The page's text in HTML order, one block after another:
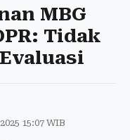
MBG
Tidak
15:07 WIB